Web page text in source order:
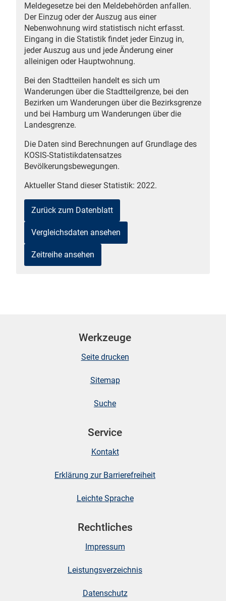
Meldegesetze bei den Meldebehörden anfallen.
Der Einzug oder der Auszug aus einer
Nebenwohnung wird statistisch nicht erfasst.
Eingang in die Statistik findet jeder Einzug in,
jeder Auszug aus und jede Änderung einer
alleinigen oder Hauptwohnung.
Bei den Stadtteilen handelt es sich um
Wanderungen über die Stadtteilgrenze, bei den
Bezirken um Wanderungen über die Bezirksgrenze
und bei Hamburg um Wanderungen über die
Landesgrenze.
Die Daten sind Berechnungen auf Grundlage des
KOSIS-Statistikdatensatzes
Bevölkerungsbewegungen.
Aktueller Stand dieser Statistik: 2022.
Zurück zum Datenblatt
Vergleichsdaten ansehen
Zeitreihe ansehen
Werkzeuge
Seite drucken
Sitemap
Suche
Service
Kontakt
Erklärung zur Barrierefreiheit
Leichte Sprache
Rechtliches
Impressum
Leistungsverzeichnis
Datenschutz